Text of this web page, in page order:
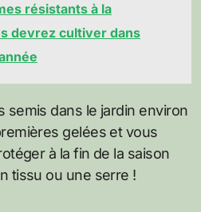
résistants à la
devrez cultiver dans
semis dans le jardin environ
gelées et vous
à la fin de la saison
tissu ou une serre !